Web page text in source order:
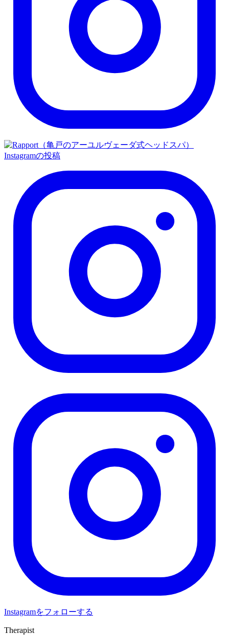
Instagramをフォローする
Therapist